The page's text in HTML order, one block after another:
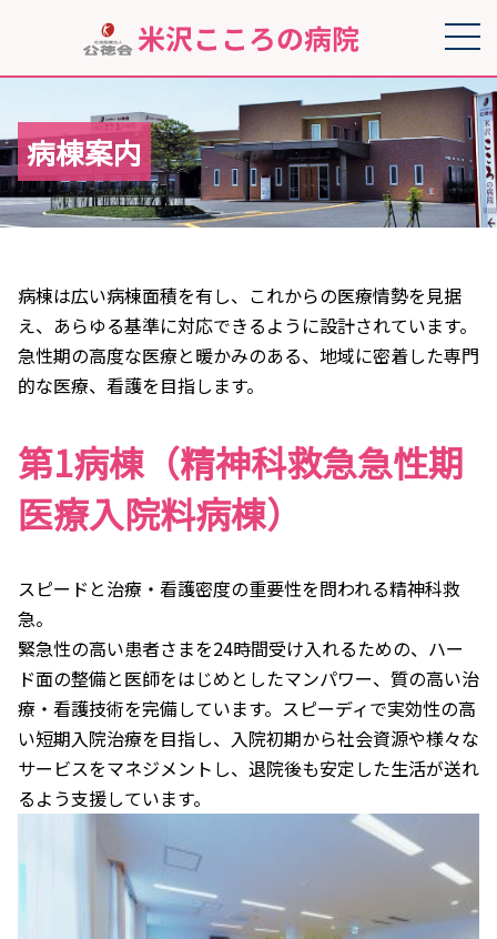
病棟案内
病棟は広い病棟面積を有し、これからの医療情勢を見据
え、あらゆる基準に対応できるように設計されています。
急性期の高度な医療と暖かみのある、地域に密着した専門
的な医療、看護を目指します。
第1病棟（精神科救急急性期
医療入院料病棟）
スピードと治療・看護密度の重要性を問われる精神科救
急。
緊急性の高い患者さまを24時間受け入れるための、ハー
ド面の整備と医師をはじめとしたマンパワー、質の高い治
療・看護技術を完備しています。スピーディで実効性の高
い短期入院治療を目指し、入院初期から社会資源や様々な
サービスをマネジメントし、退院後も安定した生活が送れ
るよう支援しています。